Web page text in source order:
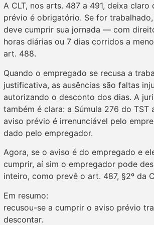
A CLT, nos arts. 487 a 491, deixa claro
prévio é obrigatório. Se for
deve cumprir sua jornada — com
horas diárias ou 7 dias corridos a
art. 488.
Quando o empregado se recusa a
justificativa, as ausências são faltas
autorizando o desconto dos dias. A
também é clara: a Súmula 276 do TST
aviso prévio é irrenunciável pelo
dado pelo empregador.
Agora, se o aviso é do empregado e
cumprir, aí sim o empregador pode
inteiro, como prevê o art. 487, §2º da
Em resumo:
recusou-se a cumprir o aviso prévio
descontar.